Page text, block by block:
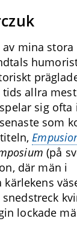
mina stora
allra mest
sig ofta i
som
titeln,
(på
där män i
lockade